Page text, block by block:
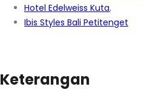
Hotel Edelweiss Kuta,
Ibis Styles Bali Petitenget
Keterangan